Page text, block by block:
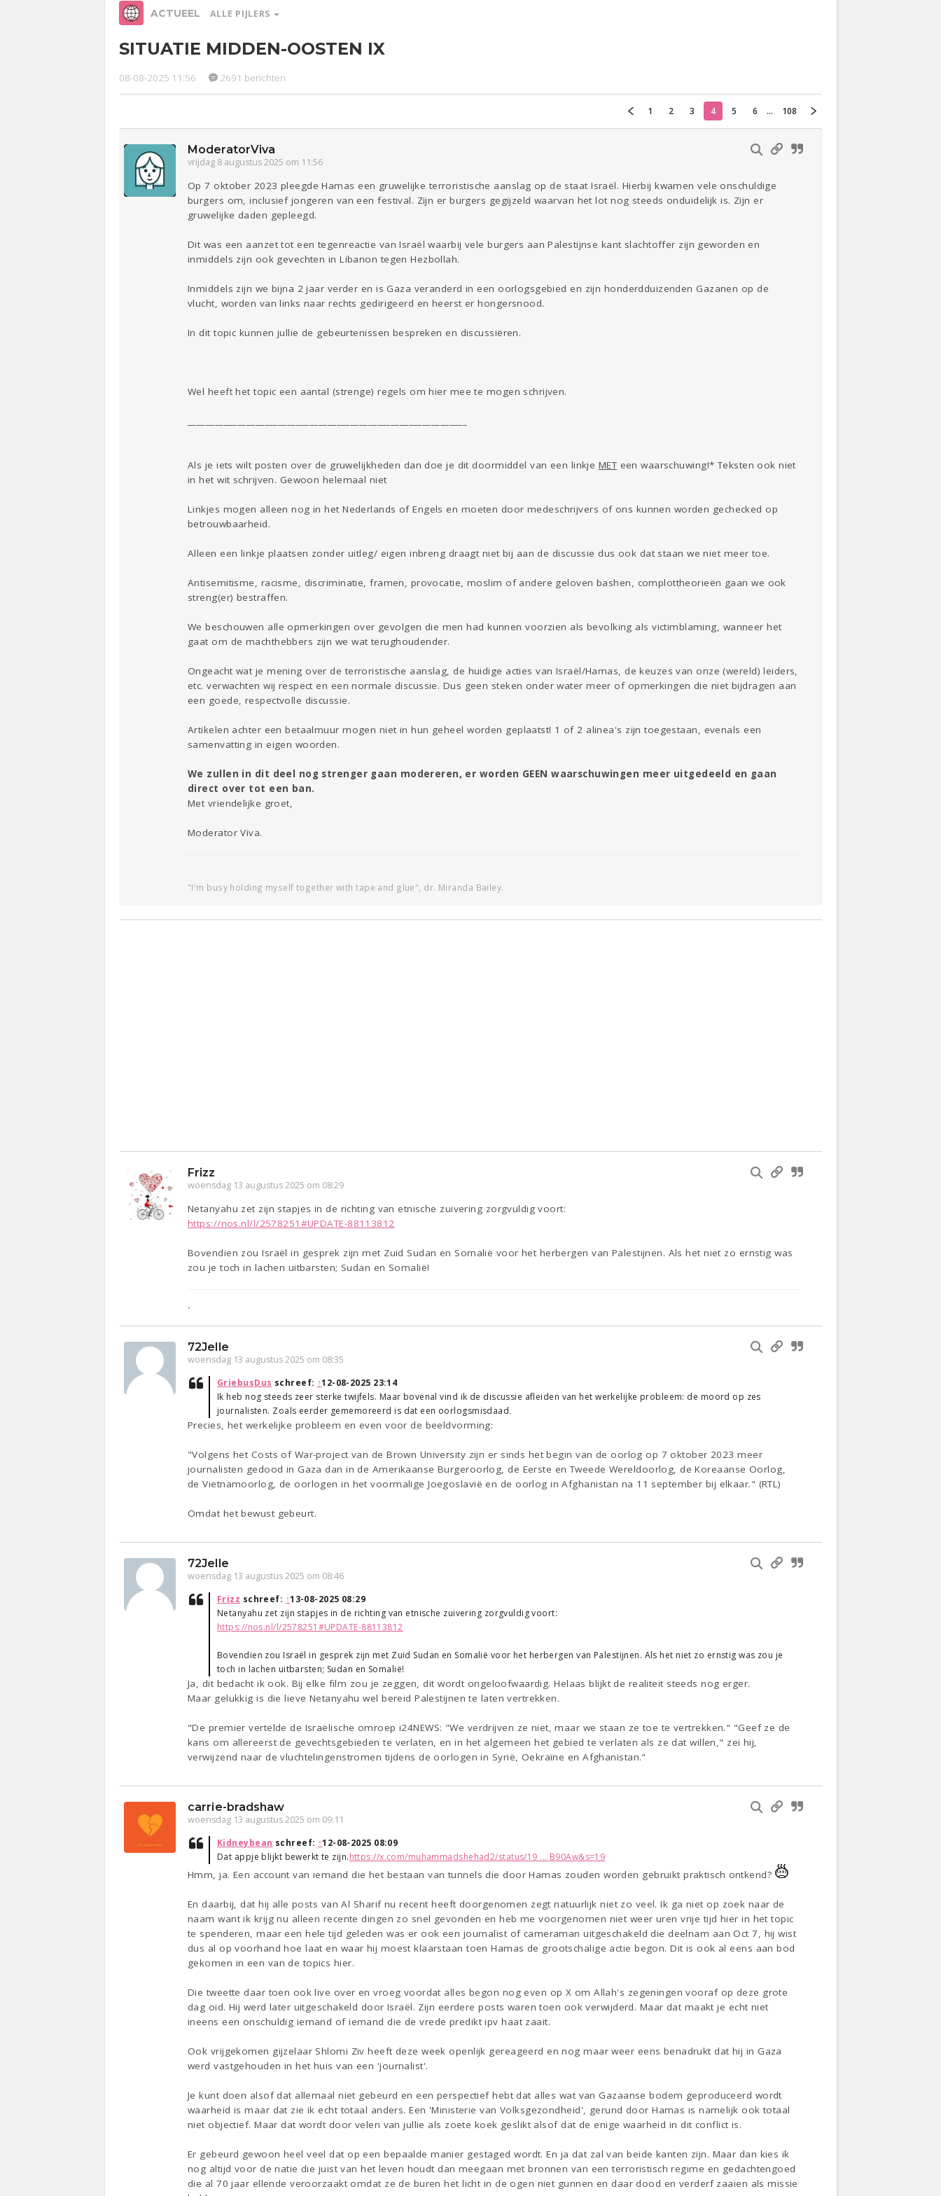
ACTUEEL ALLE PIJLERS
Beauty
Klussen
Sport Contact
SITUATIE MIDDEN-OOSTEN IX
08-08-2025 11:56 2691 berichten
1 2 3 4 5 6 ... 108
ModeratorViva
vrijdag 8 augustus 2025 om 11:56
Op 7 oktober 2023 pleegde Hamas een gruwelijke terroristische aanslag op de staat Israël. Hierbij kwamen vele onschuldige
burgers om, inclusief jongeren van een festival. Zijn er burgers gegijzeld waarvan het lot nog steeds onduidelijk is. Zijn er
gruwelijke daden gepleegd.
Dit was een aanzet tot een tegenreactie van Israël waarbij vele burgers aan Palestijnse kant slachtoffer zijn geworden en
inmiddels zijn ook gevechten in Libanon tegen Hezbollah.
Inmiddels zijn we bijna 2 jaar verder en is Gaza veranderd in een oorlogsgebied en zijn honderdduizenden Gazanen op de
vlucht, worden van links naar rechts gedirigeerd en heerst er hongersnood.
In dit topic kunnen jullie de gebeurtenissen bespreken en discussiëren.
Wel heeft het topic een aantal (strenge) regels om hier mee te mogen schrijven.
Als je iets wilt posten over de gruwelijkheden dan doe je dit doormiddel van een linkje MET een waarschuwing!* Teksten ook niet
in het wit schrijven. Gewoon helemaal niet
Linkjes mogen alleen nog in het Nederlands of Engels en moeten door medeschrijvers of ons kunnen worden gechecked op
betrouwbaarheid.
Alleen een linkje plaatsen zonder uitleg/ eigen inbreng draagt niet bij aan de discussie dus ook dat staan we niet meer toe.
Antisemitisme, racisme, discriminatie, framen, provocatie, moslim of andere geloven bashen, complottheorieën gaan we ook
streng(er) bestraffen.
We beschouwen alle opmerkingen over gevolgen die men had kunnen voorzien als bevolking als victimblaming, wanneer het
gaat om de machthebbers zijn we wat terughoudender.
Ongeacht wat je mening over de terroristische aanslag, de huidige acties van Israël/Hamas, de keuzes van onze (wereld) leiders,
etc. verwachten wij respect en een normale discussie. Dus geen steken onder water meer of opmerkingen die niet bijdragen aan
een goede, respectvolle discussie.
Artikelen achter een betaalmuur mogen niet in hun geheel worden geplaatst! 1 of 2 alinea's zijn toegestaan, evenals een
samenvatting in eigen woorden.
We zullen in dit deel nog strenger gaan modereren, er worden GEEN waarschuwingen meer uitgedeeld en gaan
direct over tot een ban.
Met vriendelijke groet,
Moderator Viva.
"I'm busy holding myself together with tape and glue", dr. Miranda Bailey.
Frizz
woensdag 13 augustus 2025 om 08:29
Netanyahu zet zijn stapjes in de richting van etnische zuivering zorgvuldig voort:
https://nos.nl/l/2578251#UPDATE-88113812
Bovendien zou Israël in gesprek zijn met Zuid Sudan en Somalië voor het herbergen van Palestijnen. Als het niet zo ernstig was
zou je toch in lachen uitbarsten; Sudan en Somalië!
•
72Jelle
woensdag 13 augustus 2025 om 08:35
GriebusDus schreef: ↑12-08-2025 23:14
Ik heb nog steeds zeer sterke twijfels. Maar bovenal vind ik de discussie afleiden van het werkelijke probleem: de moord op zes
journalisten. Zoals eerder gememoreerd is dat een oorlogsmisdaad.
Precies, het werkelijke probleem en even voor de beeldvorming:
"Volgens het Costs of War-project van de Brown University zijn er sinds het begin van de oorlog op 7 oktober 2023 meer
journalisten gedood in Gaza dan in de Amerikaanse Burgeroorlog, de Eerste en Tweede Wereldoorlog, de Koreaanse Oorlog,
de Vietnamoorlog, de oorlogen in het voormalige Joegoslavië en de oorlog in Afghanistan na 11 september bij elkaar." (RTL)
Omdat het bewust gebeurt.
72Jelle
woensdag 13 augustus 2025 om 08:46
Frizz schreef: ↑13-08-2025 08:29
Netanyahu zet zijn stapjes in de richting van etnische zuivering zorgvuldig voort:
https://nos.nl/l/2578251#UPDATE-88113812
Bovendien zou Israël in gesprek zijn met Zuid Sudan en Somalië voor het herbergen van Palestijnen. Als het niet zo ernstig was zou je
toch in lachen uitbarsten; Sudan en Somalië!
Ja, dit bedacht ik ook. Bij elke film zou je zeggen, dit wordt ongeloofwaardig. Helaas blijkt de realiteit steeds nog erger.
Maar gelukkig is die lieve Netanyahu wel bereid Palestijnen te laten vertrekken.
"De premier vertelde de Israëlische omroep i24NEWS: "We verdrijven ze niet, maar we staan ze toe te vertrekken." "Geef ze de
kans om allereerst de gevechtsgebieden te verlaten, en in het algemeen het gebied te verlaten als ze dat willen," zei hij,
verwijzend naar de vluchtelingenstromen tijdens de oorlogen in Syrië, Oekraïne en Afghanistan."
carrie-bradshaw
woensdag 13 augustus 2025 om 09:11
Kidneybean schreef: ↑12-08-2025 08:09
Dat appje blijkt bewerkt te zijn.https://x.com/muhammadshehad2/status/19 ... B90Aw&s=19
Hmm, ja. Een account van iemand die het bestaan van tunnels die door Hamas zouden worden gebruikt praktisch ontkend?
En daarbij, dat hij alle posts van Al Sharif nu recent heeft doorgenomen zegt natuurlijk niet zo veel. Ik ga niet op zoek naar de
naam want ik krijg nu alleen recente dingen zo snel gevonden en heb me voorgenomen niet weer uren vrije tijd hier in het topic
te spenderen, maar een hele tijd geleden was er ook een journalist of cameraman uitgeschakeld die deelnam aan Oct 7, hij wist
dus al op voorhand hoe laat en waar hij moest klaarstaan toen Hamas de grootschalige actie begon. Dit is ook al eens aan bod
gekomen in een van de topics hier.
Die tweette daar toen ook live over en vroeg voordat alles begon nog even op X om Allah's zegeningen vooraf op deze grote
dag oid. Hij werd later uitgeschakeld door Israël. Zijn eerdere posts waren toen ook verwijderd. Maar dat maakt je echt niet
ineens een onschuldig iemand of iemand die de vrede predikt ipv haat zaait.
Ook vrijgekomen gijzelaar Shlomi Ziv heeft deze week openlijk gereageerd en nog maar weer eens benadrukt dat hij in Gaza
werd vastgehouden in het huis van een 'journalist'.
Je kunt doen alsof dat allemaal niet gebeurd en een perspectief hebt dat alles wat van Gazaanse bodem geproduceerd wordt
waarheid is maar dat zie ik echt totaal anders. Een 'Ministerie van Volksgezondheid', gerund door Hamas is namelijk ook totaal
niet objectief. Maar dat wordt door velen van jullie als zoete koek geslikt alsof dat de enige waarheid in dit conflict is.
Er gebeurd gewoon heel veel dat op een bepaalde manier gestaged wordt. En ja dat zal van beide kanten zijn. Maar dan kies ik
nog altijd voor de natie die juist van het leven houdt dan meegaan met bronnen van een terroristisch regime en gedachtengoed
die al 70 jaar ellende veroorzaakt omdat ze de buren het licht in de ogen niet gunnen en daar dood en verderf zaaien als missie